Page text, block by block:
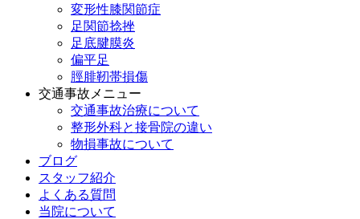
変形性膝関節症
足関節捻挫
足底腱膜炎
偏平足
脛腓靭帯損傷
交通事故メニュー
交通事故治療について
整形外科と接骨院の違い
物損事故について
ブログ
スタッフ紹介
よくある質問
当院について